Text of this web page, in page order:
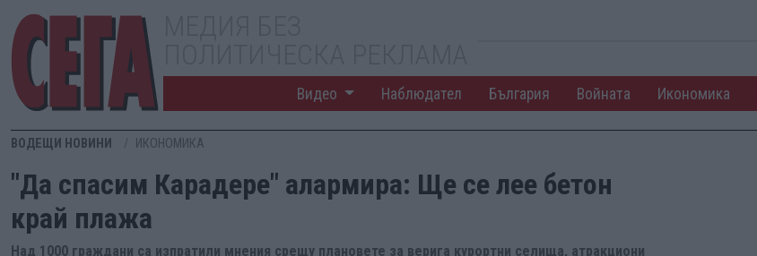
Видео Наблюдател България Войната Икономика
ВОДЕЩИ НОВИНИ ИКОНОМИКА
"Да спасим Карадере" алармира: Ще се лее бетон
край плажа
Над 1000 граждани са изпратили мнения срещу плановете за верига курортни селища, атракциони